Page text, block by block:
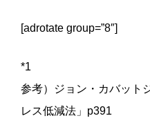
[adrotate group=”8″]
*1
参考）ジョン・カバット
レス低減法」p391